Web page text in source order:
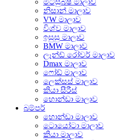
නිසාන් මාලාව
VW මාලාව
විශ්ව මාලාව
ඉසුසු මාලාව
BMW මාලාව
ලෑන්ඩ් රෝවර් මාලාව
Dmax මාලාව
ෆෝඩ් මාලාව
ලෙක්සස් මාලාව
කියා සීරීස්
හොන්ඩා මාලාව
බම්පර්
හොන්ඩා මාලාව
ටොයෝටා මාලාව
කියා මාලාව